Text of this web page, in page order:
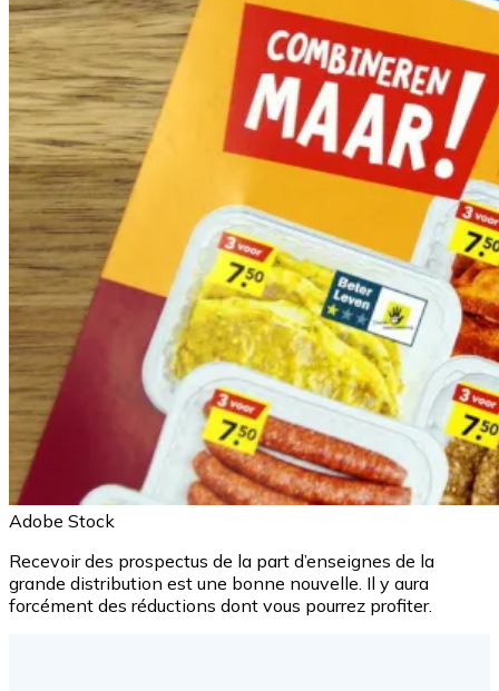
Adobe Stock
Recevoir des prospectus de la part d’enseignes de la
grande distribution est une bonne nouvelle. Il y aura
forcément des réductions dont vous pourrez profiter.